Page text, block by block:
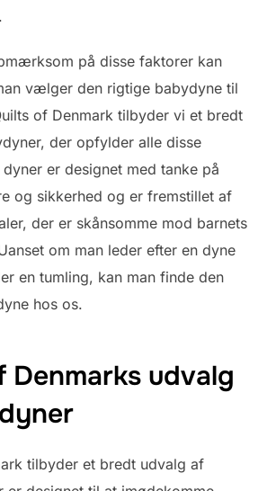
på disse faktorer kan
vælger den rigtige babydyne til
of Denmark tilbyder vi et bredt
der opfylder alle disse
er designet med tanke på
og sikkerhed og er fremstillet af
der er skånsomme mod barnets
om man leder efter en dyne
en tumling, kan man finde den
hos os.
Denmarks udvalg
tilbyder et bredt udvalg af